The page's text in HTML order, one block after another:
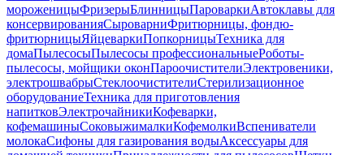
мороженицыФризерыБлинницыПароваркиАвтоклавы для
консервированияСыроварниФритюрницы, фондю-
фритюрницыЯйцеваркиПопкорницыТехника для
домаПылесосыПылесосы профессиональныеРоботы-
пылесосы, мойщики оконПароочистителиЭлектровеники,
электрошвабрыСтеклоочистителиСтерилизационное
оборудованиеТехника для приготовления
напитковЭлектрочайникиКофеварки,
кофемашиныСоковыжималкиКофемолкиВспениватели
молокаСифоны для газирования водыАксессуары для